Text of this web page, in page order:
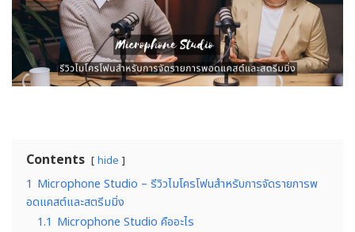
Contents hide
1 Microphone Studio – รีวิวไมโครโฟนสำหรับการจัดรายการพ
อดแคสต์และสตรีมมิ่ง
1.1 Microphone Studio คืออะไร